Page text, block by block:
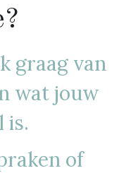
graag van
wat jouw
is.
of